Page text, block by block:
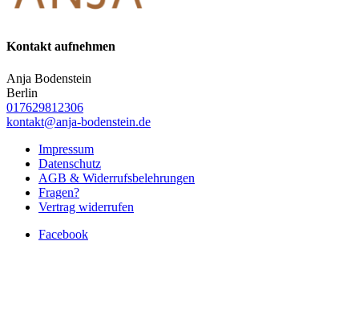
Kontakt aufnehmen
Anja Bodenstein
Berlin
017629812306
kontakt@anja-bodenstein.de
Impressum
Datenschutz
AGB & Widerrufsbelehrungen
Fragen?
Vertrag widerrufen
Facebook